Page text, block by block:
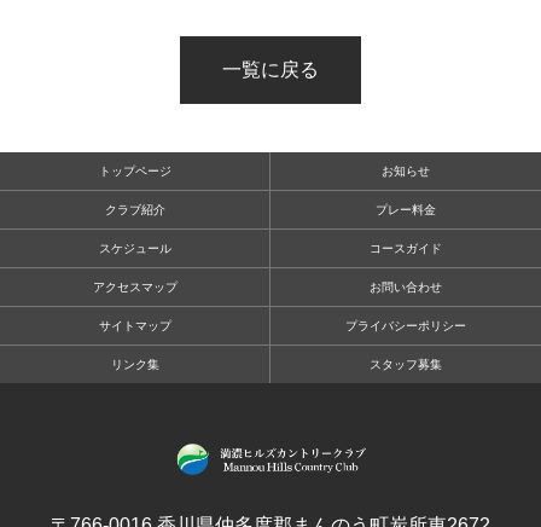
一覧に戻る
トップページ お知らせ
クラブ紹介 プレー料金
スケジュール コースガイド
アクセスマップ お問い合わせ
サイトマップ プライバシーポリシー
リンク集 スタッフ募集